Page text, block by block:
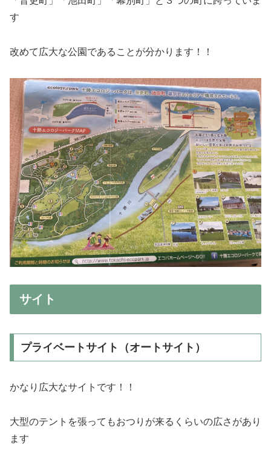
す
改めて広大な公園であることが分かります！！
サイト
プライベートサイト（オートサイト）
かなり広大なサイトです！！
大型のテントを張ってもおつりが来るくらいの広さがあり
ます